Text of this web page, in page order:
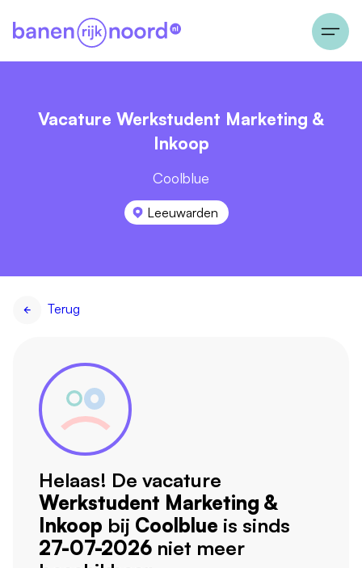
Vacature Werkstudent Marketing &
Inkoop
Coolblue
Leeuwarden
Terug
Helaas! De vacature
Werkstudent Marketing &
Inkoop bij Coolblue is sinds
27-07-2026 niet meer